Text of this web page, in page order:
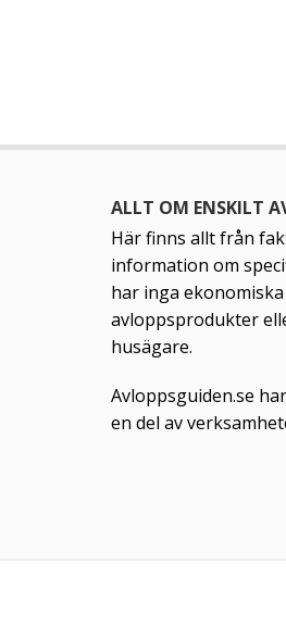
ALLT OM ENSKILT
Här finns allt från
information om
har inga
avloppsprodukter
husägare.
Avloppsguiden.se
en del av